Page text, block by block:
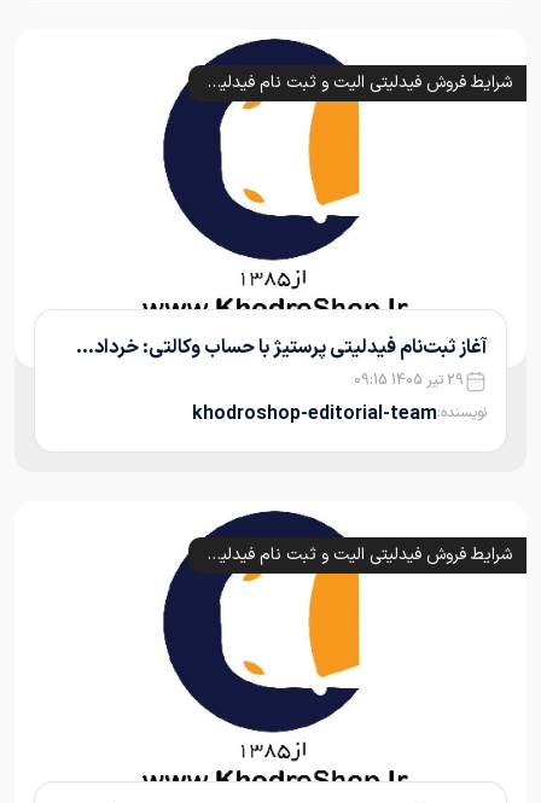
شرایط فروش فیدلیتی الیت و ثبت نام فیدلیتی پرستیژ و پرایم (1405)
آغاز ثبت‌نام فیدلیتی پرستیژ با حساب وکالتی: خرداد...
29 تیر 1405 09:15
نویسنده:khodroshop-editorial-team
شرایط فروش فیدلیتی الیت و ثبت نام فیدلیتی پرستیژ و پرایم (1405)